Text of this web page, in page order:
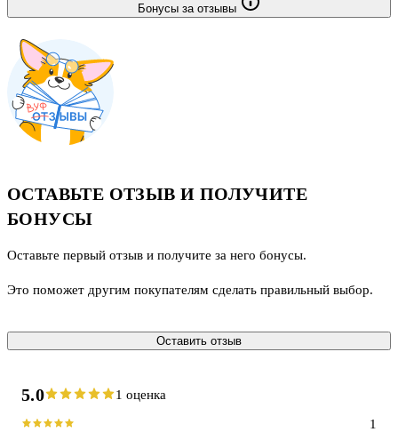
Бонусы за отзывы
ОСТАВЬТЕ ОТЗЫВ И ПОЛУЧИТЕ
БОНУСЫ
Оставьте первый отзыв и получите за него бонусы.
Это поможет другим покупателям сделать правильный выбор.
Оставить отзыв
5.0 1 оценка
1